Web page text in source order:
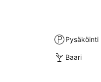
Pysäköinti
Baari